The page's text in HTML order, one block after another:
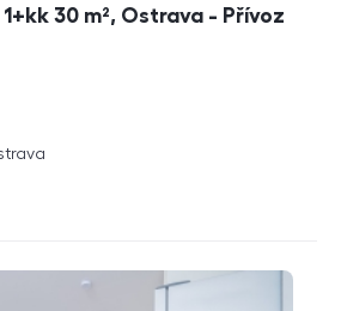
30 m², Ostrava - Přívoz